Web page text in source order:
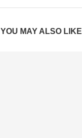
YOU MAY ALSO LIKE